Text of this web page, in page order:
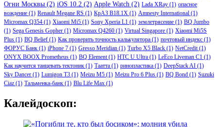
Огни Москвы (2) iOS 10.2 (2) Apple Watch (2) Lada XRay (1) опасное
вождение (1) Renault Megane RS (1) КрАЗ В18.1Х (1) Amnesty International (1)
Micromax Q354 (1) Xiaomi Mi5 (1) Sony Xperia L1 (1) землетрясение (1) BQ Jumbo
(1) Sega Genesis Gopher (1) Micromax Q4260 (1) Virtual Singapore (1) Xiaomi Mi5S
Plus (1) BQ Belief (1) Как проверить точность калькулятора (1) почтовый индекс (1)
ФОРУС Банк (1) iPhone 7 (1) Gresso Meridian (1) Turbo X5 Black (1) NetCredit(1)
ONYX BOOX Prometheus (1) BQ Element(1) HTC U Ultra (1) LeEco Liveman C1 (1)
Как научится танцевать тектоник (1) Таатта (1) ринопластика (1) DeepStack AI (1)
Sky Dancer (1) Lumigon T3 (1) Meizu M5 (1) Meizu Pro 6 Plus (1) BQ Bond (1) Suzuki
Ciaz (1) Тальменка-банк (1) Blu Life Max (1)
Калейдоскоп: